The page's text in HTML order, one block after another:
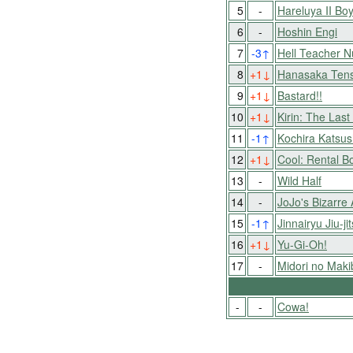
5 -
Hareluya II Boy
6
-
Hoshin Engi
7 -3↑ Hell Teacher
8 +1 ↓
Hanasaka
9 +1 ↓
Bastard!!
10 +1 ↓
Kirin: The
11
-1 ↑ Kochira
12 +1 ↓
Cool: Rental
13
-
Wild Half
14
-
JoJo's Bizarre
15 -1 ↑ Jinnairyu Jiu-
16 +1 ↓
Yu-Gi-Oh!
17
- Midori no
- - Cowa!